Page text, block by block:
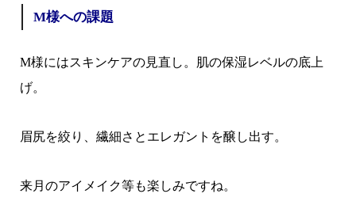
M様への課題
M様にはスキンケアの見直し。肌の保湿レベルの底上
げ。
眉尻を絞り、繊細さとエレガントを醸し出す。
来月のアイメイク等も楽しみですね。